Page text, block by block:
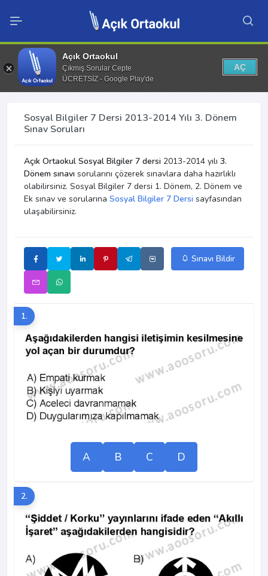
Açık Ortaokul
Çıkmış Sorular Cepte
ÜCRETSİZ - Google Play'de
AÇ
Sosyal Bilgiler 7 Dersi 2013-2014 Yılı 3. Dönem
Sınav Soruları
Açık Ortaokul Sosyal Bilgiler 7 dersi 2013-2014 yılı 3.
Dönem sınavı sorularını çözerek sınavlara daha hazırlıklı
olabilirsiniz. Sosyal Bilgiler 7 dersi 1. Dönem, 2. Dönem ve
Ek sınav ve sorularına Sosyal Bilgiler 7 Dersi sayfasından
ulaşabilirsiniz.
Sınavı Bildir
1.
A B C D
2.